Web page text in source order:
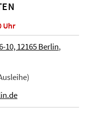
Uhr
10, 12165 Berlin,